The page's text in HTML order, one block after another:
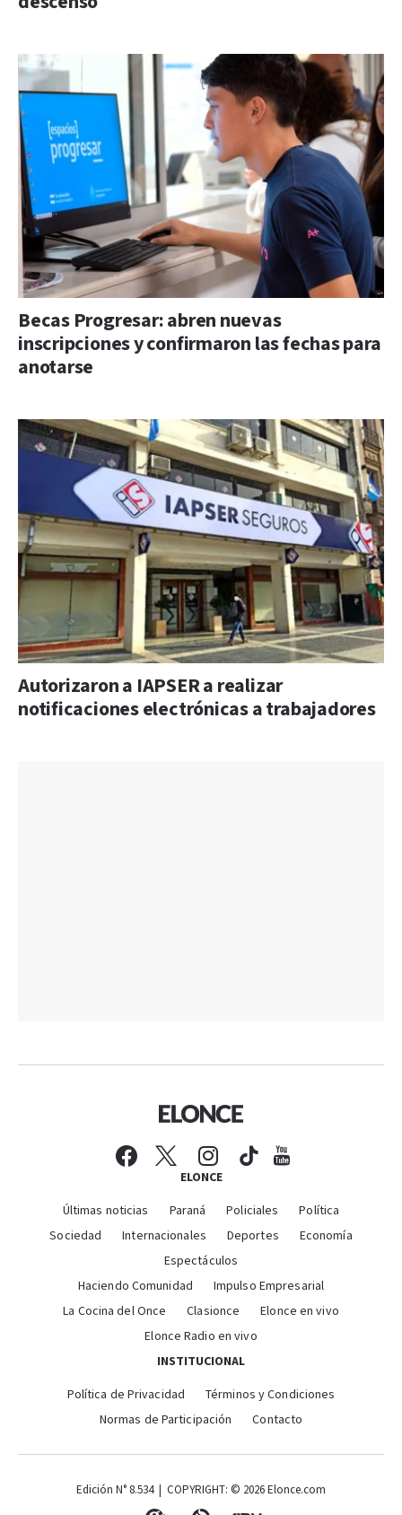
Becas Progresar: abren nuevas
inscripciones y confirmaron las fechas para
anotarse
Autorizaron a IAPSER a realizar
notificaciones electrónicas a trabajadores
ELONCE
Últimas noticias Paraná Policiales
Política
Sociedad
Internacionales Deportes
Economía
Espectáculos
Haciendo Comunidad
Impulso Empresarial
La Cocina del Once
Clasionce
Elonce en vivo
Elonce Radio en vivo
INSTITUCIONAL
Política de Privacidad
Términos y Condiciones
Normas de Participación
Contacto
Edición N° 8.534 | COPYRIGHT: © 2026 Elonce.com